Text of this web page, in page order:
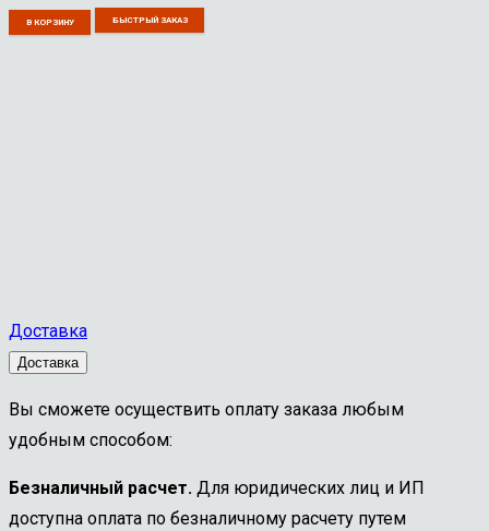
В КОРЗИНУ БЫСТРЫЙ ЗАКАЗ
Доставка
Доставка
Вы сможете осуществить оплату заказа любым
удобным способом:
Безналичный расчет. Для юридических лиц и ИП
доступна оплата по безналичному расчету путем